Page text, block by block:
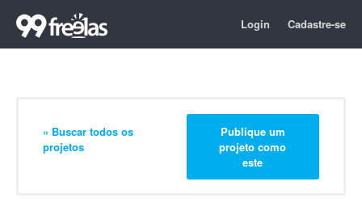
Login Cadastre-se
« Buscar todos os
projetos
Publique um
projeto como
este